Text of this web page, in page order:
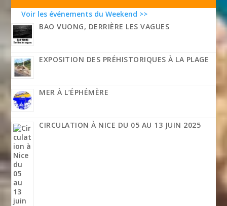
Voir les événements du Weekend >>
BAO VUONG, DERRIÈRE LES VAGUES
EXPOSITION DES PRÉHISTORIQUES À LA PLAGE
MER À L’ÉPHÉMÈRE
CIRCULATION À NICE DU 05 AU 13 JUIN 2025